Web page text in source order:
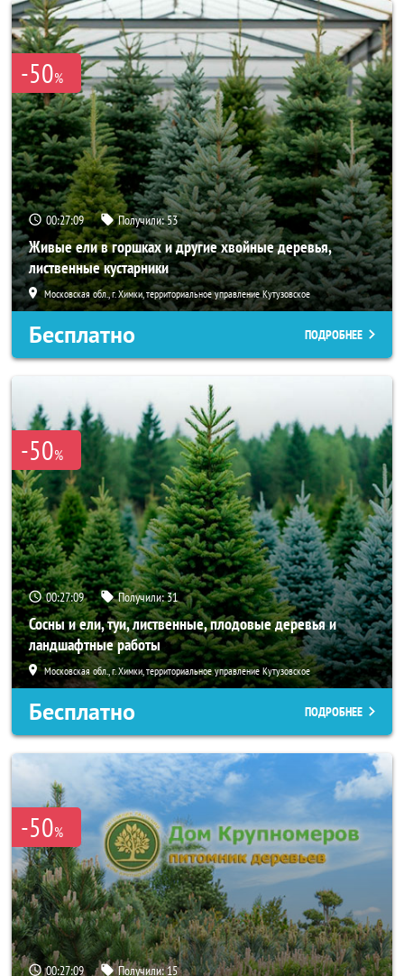
-50%
00:27:06 Получили:53
Живые ели в горшках и другие хвойные деревья,
лиственные кустарники
Московская обл., г. Химки, территориальное управление Кутузовское
Бесплатно ПОДРОБНЕЕ
-50%
00:27:06 Получили:31
Сосны и ели, туи, лиственные, плодовые деревья и
ландшафтные работы
Московская обл., г. Химки, территориальное управление Кутузовское
Бесплатно ПОДРОБНЕЕ
-50%
00:27:06 Получили:15